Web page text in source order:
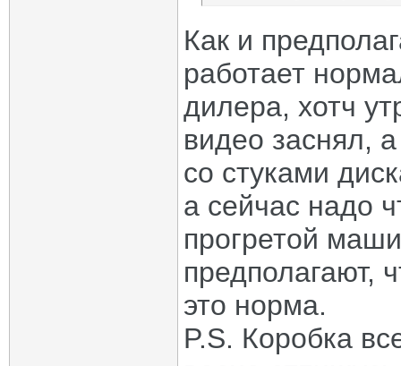
Как и
работает
дилера, хотч
видео заснял,
со стуками
а сейчас надо
прогретой
предполагают,
это норма.
P.S. Коробка